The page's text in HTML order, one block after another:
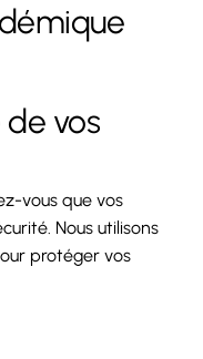
vos
vous que vos
Nous utilisons
protéger vos